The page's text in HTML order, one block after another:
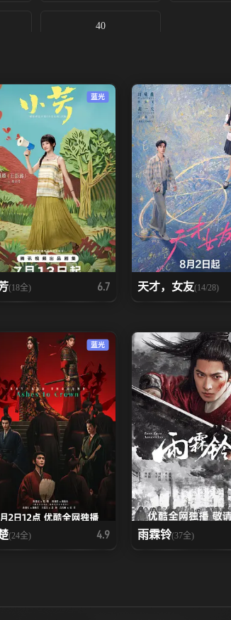
40
蓝光
(18全) 6.7 天才，女友(14/28)
蓝光
(24全) 4.9 雨霖铃(37全)